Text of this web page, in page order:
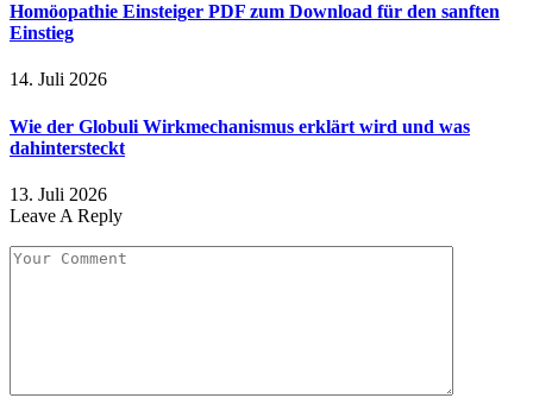
Homöopathie Einsteiger PDF zum Download für den sanften
Einstieg
14. Juli 2026
Wie der Globuli Wirkmechanismus erklärt wird und was
dahintersteckt
13. Juli 2026
Leave A Reply